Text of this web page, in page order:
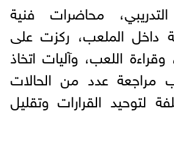
محاضرات فنية
داخل الملعب، ركزت على
وقراءة اللعب، وآليات اتخاذ
مراجعة عدد من الحالات
لتوحيد القرارات وتقليل